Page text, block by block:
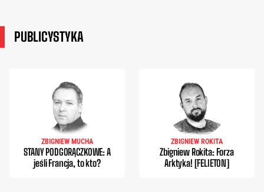
PUBLICYSTYKA
ZBIGNIEW MUCHA
STANY PODGORĄCZKOWE: A
jeśli Francja, to kto?
ZBIGNIEW ROKITA
Zbigniew Rokita: Forza
Arktyka! [FELIETON]